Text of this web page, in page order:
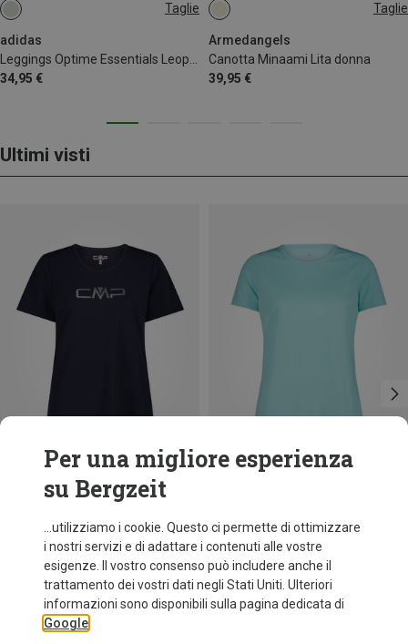
Taglie
adidas
34,95 €
XS Taglie
Armedangels
Canotta Minaami Lita donna
39,95 €
M
Ultimi visti
+11 Taglie
Maglietta funzionale Print donna
CMP
Maglietta funzionale donna
9,26 €
3XL
Per una migliore esperienza
su Bergzeit
...utilizziamo i cookie. Questo ci permette di ottimizzare
i nostri servizi e di adattare i contenuti alle vostre
esigenze. Il vostro consenso può includere anche il
trattamento dei vostri dati negli Stati Uniti. Ulteriori
informazioni sono disponibili sulla pagina dedicata di
Google